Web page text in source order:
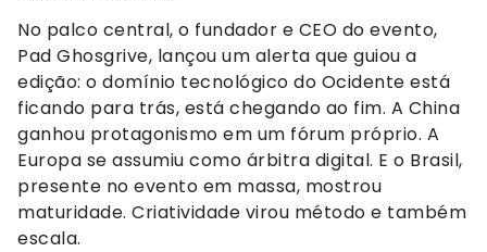
No palco central, o fundador e CEO do evento,
Pad Ghosgrive, lançou um alerta que guiou a
edição: o domínio tecnológico do Ocidente está
ficando para trás, está chegando ao fim. A China
ganhou protagonismo em um fórum próprio. A
Europa se assumiu como árbitra digital. E o Brasil,
presente no evento em massa, mostrou
maturidade. Criatividade virou método e também
escala.